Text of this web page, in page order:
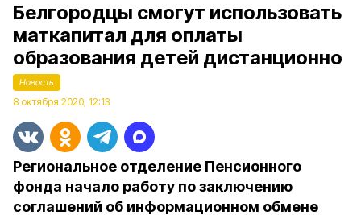
Белгородцы смогут использовать
маткапитал для оплаты
образования детей дистанционно
Новость
8 октября 2020, 12:13
Региональное отделение Пенсионного
фонда начало работу по заключению
соглашений об информационном обмене